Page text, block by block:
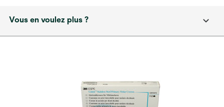
Vous en voulez plus ?